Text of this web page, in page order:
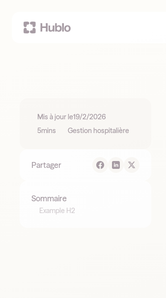
Mis à jour le19/2/2026
5mins Gestion hospitalière
Partager
Sommaire
Example H2